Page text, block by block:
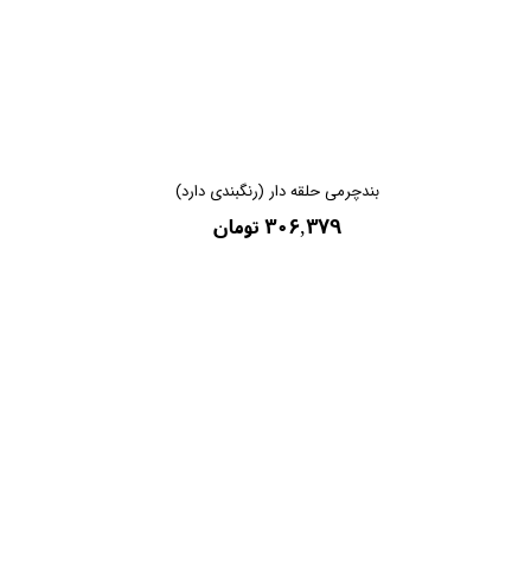
بندچرمی حلقه دار (رنگبندی دارد)
۳۰۶,۳۷۹ تومان